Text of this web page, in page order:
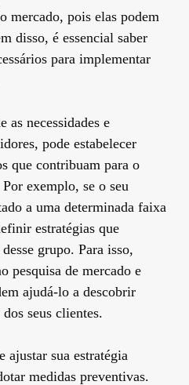
mercado, pois elas podem
disso, é essencial saber
para implementar
as necessidades e
pode estabelecer
que contribuam para o
exemplo, se o seu
a uma determinada faixa
estratégias que
grupo. Para isso,
pesquisa de mercado e
ajudá-lo a descobrir
seus clientes.
ajustar sua estratégia
medidas preventivas.